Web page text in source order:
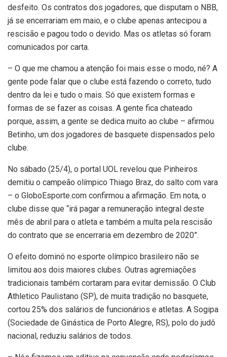
desfeito. Os contratos dos jogadores, que disputam o NBB,
já se encerrariam em maio, e o clube apenas antecipou a
rescisão e pagou todo o devido. Mas os atletas só foram
comunicados por carta.
– O que me chamou a atenção foi mais esse o modo, né? A
gente pode falar que o clube está fazendo o correto, tudo
dentro da lei e tudo o mais. Só que existem formas e
formas de se fazer as coisas. A gente fica chateado
porque, assim, a gente se dedica muito ao clube – afirmou
Betinho, um dos jogadores de basquete dispensados pelo
clube.
No sábado (25/4), o portal UOL revelou que Pinheiros
demitiu o campeão olímpico Thiago Braz, do salto com vara
– o GloboEsporte.com confirmou a afirmação. Em nota, o
clube disse que “irá pagar a remuneração integral deste
mês de abril para o atleta e também a multa pela rescisão
do contrato que se encerraria em dezembro de 2020”.
O efeito dominó no esporte olímpico brasileiro não se
limitou aos dois maiores clubes. Outras agremiações
tradicionais também cortaram para evitar demissão. O Club
Athletico Paulistano (SP), de muita tradição no basquete,
cortou 25% dos salários de funcionários e atletas. A Sogipa
(Sociedade de Ginástica de Porto Alegre, RS), polo do judô
nacional, reduziu salários de todos.